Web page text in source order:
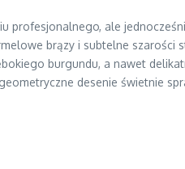
ale
brązy i subtelne
burgundu, a nawet
desenie świetnie